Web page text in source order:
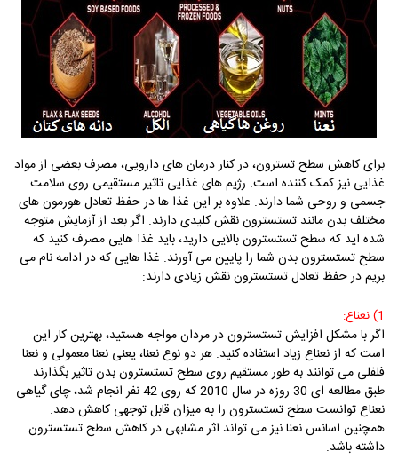
برای کاهش سطح تسترون، در کنار درمان های دارویی، مصرف بعضی از مواد
غذایی نیز کمک کننده است. رژیم های غذایی تاثیر مستقیمی روی سلامت
جسمی و روحی شما دارند. علاوه بر این غذا ها در حفظ تعادل هورمون های
مختلف بدن مانند تستسترون نقش کلیدی دارند. اگر بعد از آزمایش متوجه
شده اید که سطح تستسترون بالایی دارید، باید غذا هایی مصرف کنید که
سطح تستسترون بدن شما را پایین می آورند. غذا هایی که در ادامه نام می
بریم در حفظ تعادل تستسترون نقش زیادی دارند:
1) نعناع:
اگر با مشکل افزایش تستسترون در مردان مواجه هستید، بهترین کار این
است که از نعناع زیاد استفاده کنید. هر دو نوع نعنا، یعنی نعنا معمولی و نعنا
فلفلی می توانند به طور مستقیم روی سطح تستسترون بدن تاثیر بگذارند.
طبق مطالعه ای 30 روزه در سال 2010 که روی 42 نفر انجام شد، چای گیاهی
نعناع توانست سطح تستسترون را به میزان قابل توجهی کاهش دهد.
همچنین اسانس نعنا نیز می تواند اثر مشابهی در کاهش سطح تستسترون
داشته باشد.